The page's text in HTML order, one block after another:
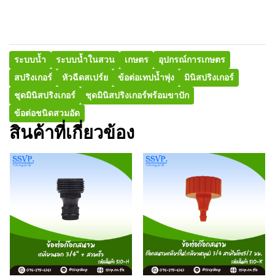
ระบบน้ำ ระบบน้ำในสวน เกษตร
อุปกรณ์การเกษตร
สปริงเกอร์
หัวฉีดสเปร์ย ข้อต่อเทปน้ำพุ่ง
มินิสปริงเกอร์
ชุดมินิสปริงเกอร์
ชุดมินิสปริงเกอร์พร้อมขาปัก
ข้อต่อชนิดสวมอัด
สินค้าที่เกี่ยวข้อง